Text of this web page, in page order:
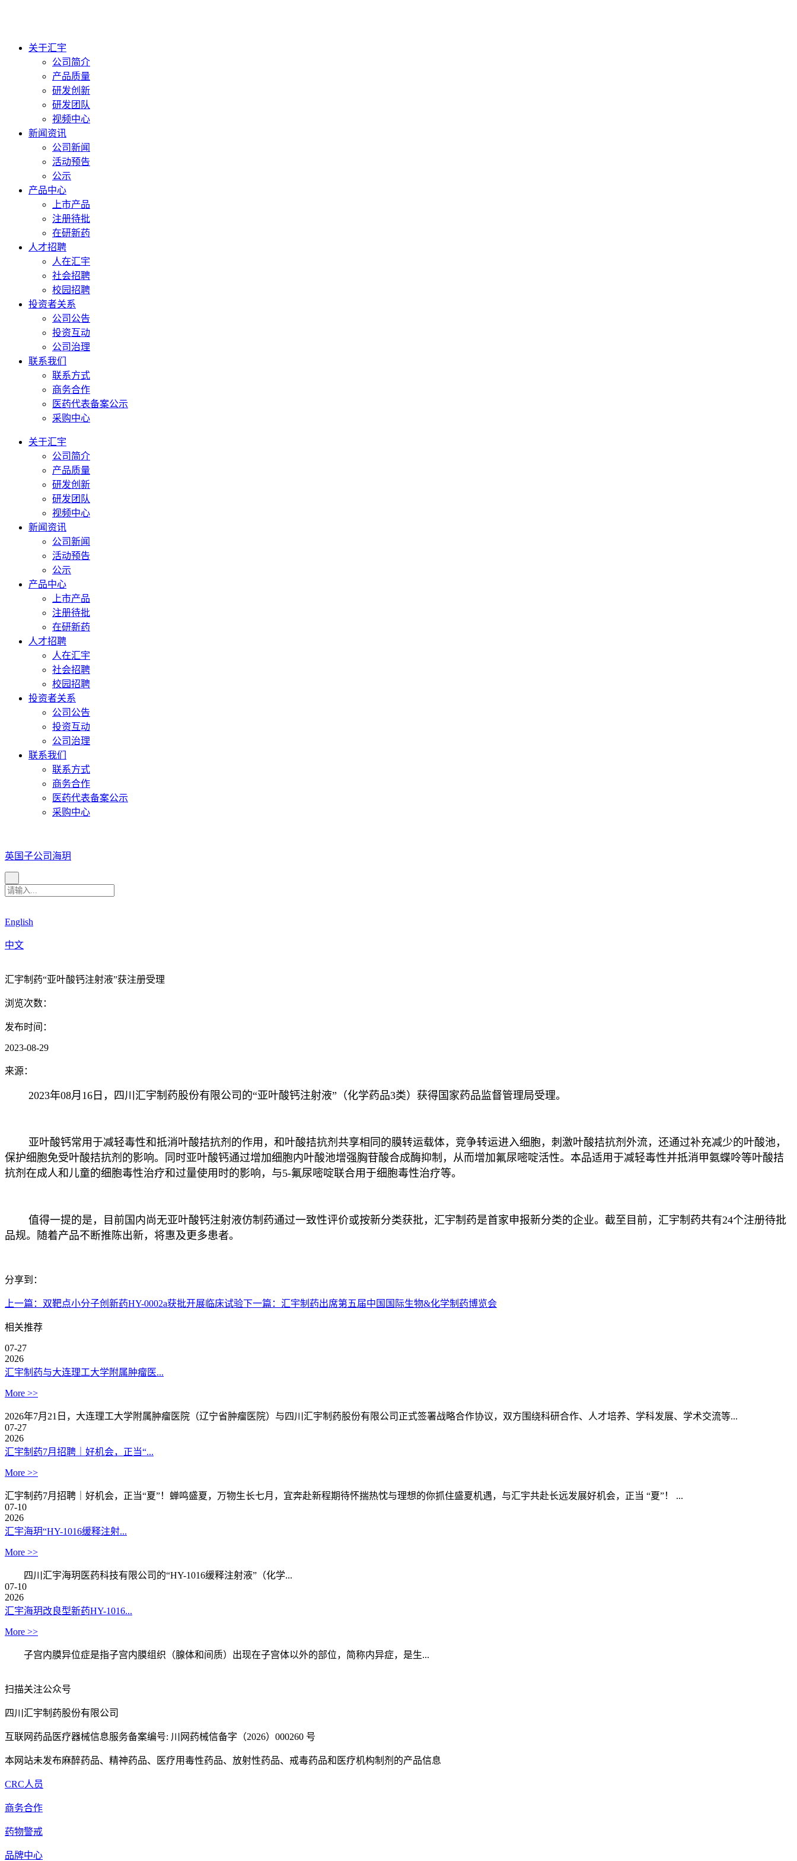
关于汇宇
公司简介
产品质量
研发创新
研发团队
视频中心
新闻资讯
公司新闻
活动预告
公示
产品中心
上市产品
注册待批
在研新药
人才招聘
人在汇宇
社会招聘
校园招聘
投资者关系
公司公告
投资互动
公司治理
联系我们
联系方式
商务合作
医药代表备案公示
采购中心
关于汇宇
公司简介
产品质量
研发创新
研发团队
视频中心
新闻资讯
公司新闻
活动预告
公示
产品中心
上市产品
注册待批
在研新药
人才招聘
人在汇宇
社会招聘
校园招聘
投资者关系
公司公告
投资互动
公司治理
联系我们
联系方式
商务合作
医药代表备案公示
采购中心
英国子公司海玥
English
中文
汇宇制药“亚叶酸钙注射液”获注册受理
浏览次数：
发布时间：
2023-08-29
来源：
2023年08月16日，四川汇宇制药股份有限公司的“亚叶酸钙注射液”（化学药品3类）获得国家药品监督管理局受理。
亚叶酸钙常用于减轻毒性和抵消叶酸拮抗剂的作用，和叶酸拮抗剂共享相同的膜转运载体，竞争转运进入细胞，刺激叶酸拮抗剂外流，还通过补充减少的叶酸池，
保护细胞免受叶酸拮抗剂的影响。同时亚叶酸钙通过增加细胞内叶酸池增强胸苷酸合成酶抑制，从而增加氟尿嘧啶活性。本品适用于减轻毒性并抵消甲氨蝶呤等叶酸拮
抗剂在成人和儿童的细胞毒性治疗和过量使用时的影响，与5-氟尿嘧啶联合用于细胞毒性治疗等。
值得一提的是，目前国内尚无亚叶酸钙注射液仿制药通过一致性评价或按新分类获批，汇宇制药是首家申报新分类的企业。截至目前，汇宇制药共有24个注册待批
品规。随着产品不断推陈出新，将惠及更多患者。
分享到：
上一篇： 双靶点小分子创新药HY-0002a获批开展临床试验下一篇： 汇宇制药出席第五届中国国际生物&化学制药博览会
相关推荐
07-27
2026
汇宇制药与大连理工大学附属肿瘤医...
More >>
2026年7月21日，大连理工大学附属肿瘤医院（辽宁省肿瘤医院）与四川汇宇制药股份有限公司正式签署战略合作协议，双方围绕科研合作、人才培养、学科发展、学术交流等...
07-27
2026
汇宇制药7月招聘｜好机会，正当“...
More >>
汇宇制药7月招聘｜好机会，正当“夏”！蝉鸣盛夏，万物生长七月，宜奔赴新程期待怀揣热忱与理想的你抓住盛夏机遇，与汇宇共赴长远发展好机会，正当 “夏”！ ...
07-10
2026
汇宇海玥“HY-1016缓释注射...
More >>
四川汇宇海玥医药科技有限公司的“HY-1016缓释注射液”（化学...
07-10
2026
汇宇海玥改良型新药HY-1016...
More >>
子宫内膜异位症是指子宫内膜组织（腺体和间质）出现在子宫体以外的部位，简称内异症，是生...
扫描关注公众号
四川汇宇制药股份有限公司
互联网药品医疗器械信息服务备案编号: 川网药械信备字（2026）000260 号
本网站未发布麻醉药品、精神药品、医疗用毒性药品、放射性药品、戒毒药品和医疗机构制剂的产品信息
CRC人员
商务合作
药物警戒
品牌中心